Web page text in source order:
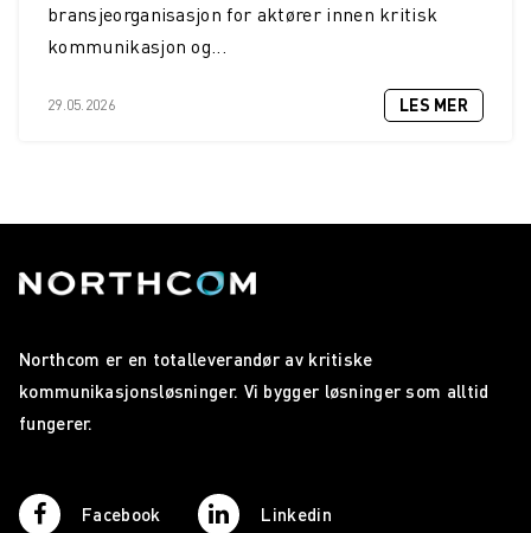
bransjeorganisasjon for aktører innen kritisk
kommunikasjon og...
29.05.2026 LES MER
Northcom er en totalleverandør av kritiske
kommunikasjonsløsninger. Vi bygger løsninger som alltid
fungerer.
Facebook Linkedin